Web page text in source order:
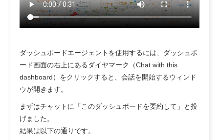
ダッシュボードエージェントを使用するには、ダッシュボ
ード画面の右上にあるダイヤマーク（Chat with this
dashboard）をクリックすると、会話を開始するウィンド
ウが開きます。
まずはチャットに「このダッシュボードを要約して」と投
げました。
結果は以下の通りです。